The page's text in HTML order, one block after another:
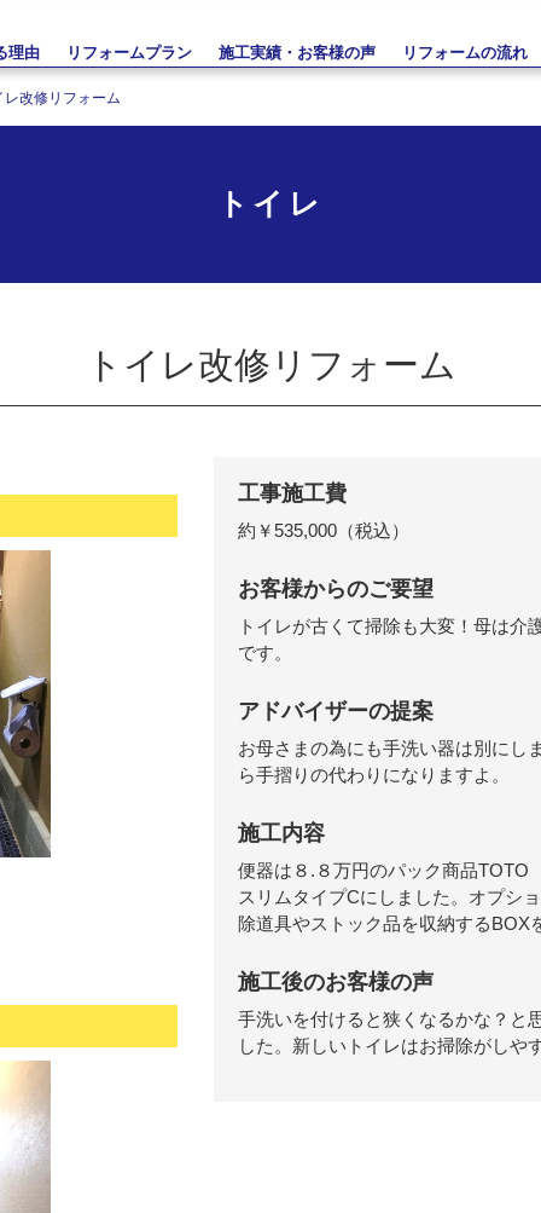
理由 リフォームプラン 施工実績・お客様の声 リフォームの流れ
レ改修リフォーム
トイレ
トイレ改修リフォーム
工事施工費
約￥535,000（税込）
お客様からのご要望
トイレが古くて掃除も大変！母は介
です。
アドバイザーの提案
お母さまの為にも手洗い器は別にし
ら手摺りの代わりになりますよ。
施工内容
便器は８.８万円のパック商品
スリムタイプCにしました。オプシ
除道具やストック品を収納するBOX
施工後のお客様の声
手洗いを付けると狭くなるかな？と
した。新しいトイレはお掃除がしや